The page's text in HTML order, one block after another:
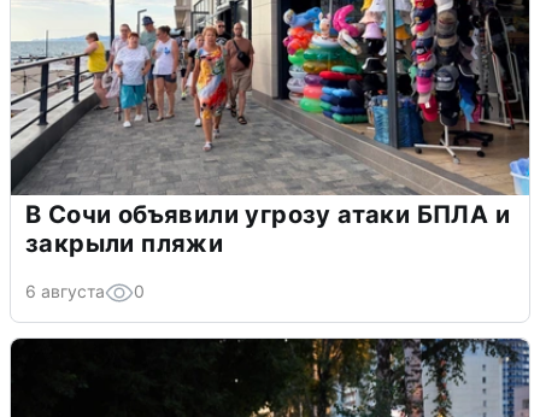
В Сочи объявили угрозу атаки БПЛА и
закрыли пляжи
6 августа 0